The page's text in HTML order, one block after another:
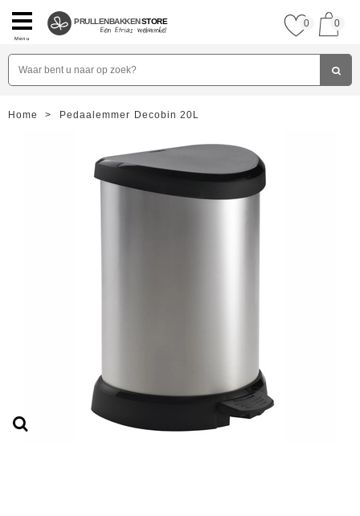
Menu
PRULLENBAKKENSTORE 0 0
Home > Pedaalemmer Decobin 20L